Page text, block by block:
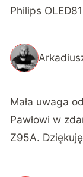
Philips
Mała uwaga
Pawłowi w
Z95A.